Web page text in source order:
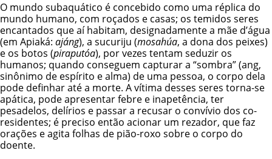
O mundo subaquático é concebido como uma réplica do
mundo humano, com roçados e casas; os temidos seres
encantados que aí habitam, designadamente a mãe d’água
(em Apiaká: ajáng), a sucuriju (mosahúa, a dona dos peixes)
e os botos (piraputóa), por vezes tentam seduzir os
humanos; quando conseguem capturar a “sombra” (ang,
sinônimo de espírito e alma) de uma pessoa, o corpo dela
pode definhar até a morte. A vítima desses seres torna-se
apática, pode apresentar febre e inapetência, ter
pesadelos, delírios e passar a recusar o convívio dos co-
residentes; é preciso então acionar um rezador, que faz
orações e agita folhas de pião-roxo sobre o corpo do
doente.